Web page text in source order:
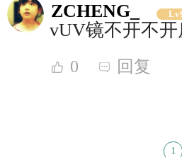
ZCHENG_
vUV镜不开不
0 回复
1